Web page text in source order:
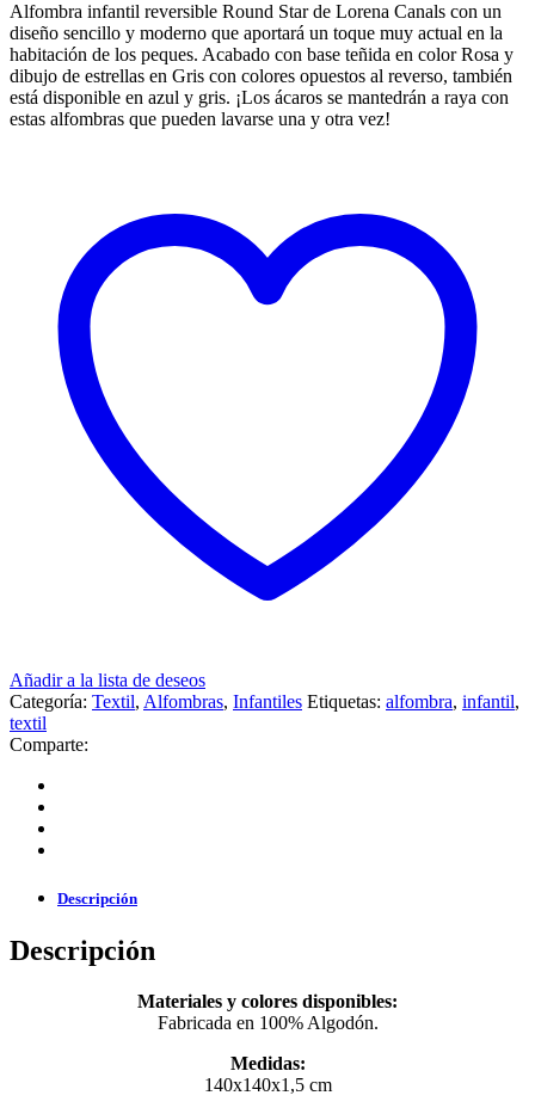
Alfombra infantil reversible Round Star de Lorena Canals con un
diseño sencillo y moderno que aportará un toque muy actual en la
habitación de los peques. Acabado con base teñida en color Rosa y
dibujo de estrellas en Gris con colores opuestos al reverso, también
está disponible en azul y gris. ¡Los ácaros se mantedrán a raya con
estas alfombras que pueden lavarse una y otra vez!
Añadir a la lista de deseos
Categoría: Textil, Alfombras, Infantiles Etiquetas: alfombra, infantil,
textil
Comparte:
Descripción
Descripción
Materiales y colores disponibles:
Fabricada en 100% Algodón.
Medidas:
140x140x1,5 cm